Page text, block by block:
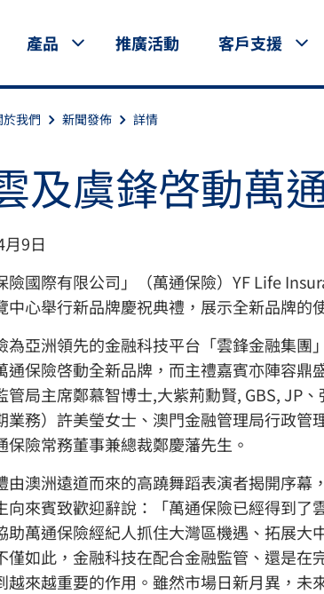
產品 推廣活動 客戶支援
於我們 新聞發佈 詳情
及虞鋒啓動萬
9日
險國際有限公司」（萬通保險）YF Life
中心舉行新品牌慶祝典禮，展示全新品牌的
為亞洲領先的金融科技平台「雲鋒金融集
通保險啓動全新品牌，而主禮嘉賓亦陣容鼎
管局主席鄭慕智博士,大紫荊勳賢, GBS, JP
業務）許美瑩女士、澳門金融管理局行政
保險常務董事兼總裁鄭慶藩先生。
由澳洲遠道而來的高蹺舞蹈表演者揭開序
向來賓致歡迎辭說：「萬通保險已經得到
助萬通保險經紀人抓住大灣區機遇、拓展
僅如此，金融科技在配合金融監管、還是
越來越重要的作用。雖然市場日新月異，